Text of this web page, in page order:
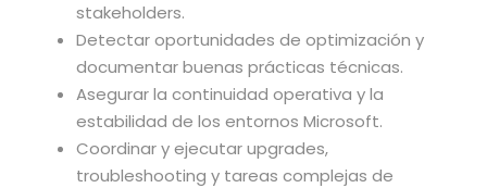
stakeholders.
Detectar oportunidades de optimización y
documentar buenas prácticas técnicas.
Asegurar la continuidad operativa y la
estabilidad de los entornos Microsoft.
Coordinar y ejecutar upgrades,
troubleshooting y tareas complejas de